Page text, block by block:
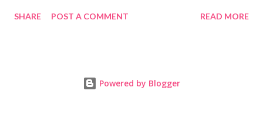
kok untuk mengajar dengan metode yang fun, La Alfabeta
Alfabeta. ⁣⁣⁣⁣Ada pilihan online class maupun offline class lho! Cek
SHARE POST A COMMENT READ MORE
Powered by Blogger